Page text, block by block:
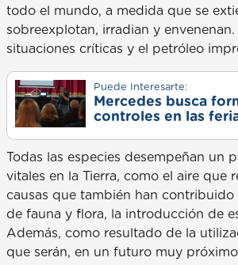
todo el mundo, a medida que se
sobreexplotan, irradian y
situaciones críticas y el petróleo
Puede Interesarte:
Mercedes busca
controles en las
Todas las especies desempeñan un
vitales en la Tierra, como el aire que
causas que también han
de fauna y flora, la introducción de
Además, como resultado de la
que serán, en un futuro muy